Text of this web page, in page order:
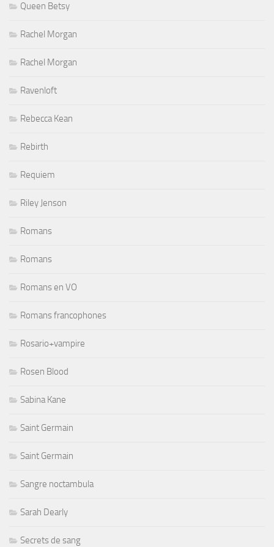
Queen Betsy
Rachel Morgan
Rachel Morgan
Ravenloft
Rebecca Kean
Rebirth
Requiem
Riley Jenson
Romans
Romans
Romans en VO
Romans francophones
Rosario+vampire
Rosen Blood
Sabina Kane
Saint Germain
Saint Germain
Sangre noctambula
Sarah Dearly
Secrets de sang